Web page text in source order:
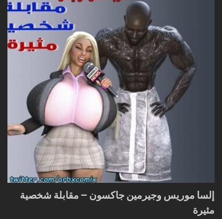
إلسا موريس وجيرمين جاكسون – مقابلة شخصية
مثيرة